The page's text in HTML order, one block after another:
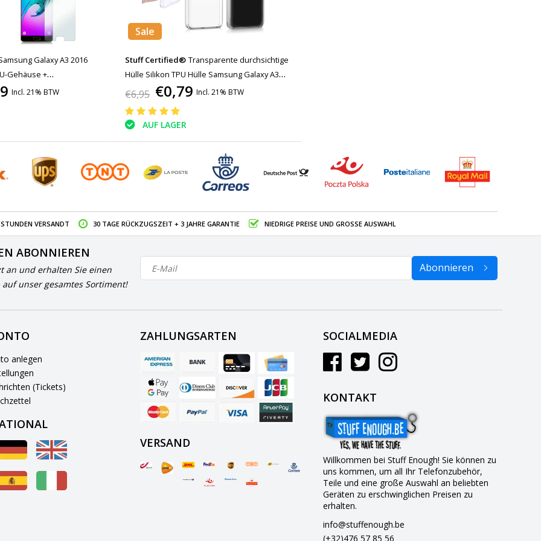
Galaxy A3 2016
Gehäuse +
gehärtetem Glas
Incl. 21% BTW
Sale
Stuff Certified® Transparente durchsichtige
Hülle Silikon TPU Hülle Samsung Galaxy A3
2015
€6,95 €0,79 Incl. 21% BTW
AUF LAGER
VERSANDT 30 TAGE RÜCKZUGSZEIT + 3 JAHRE GARANTIE NIEDRIGE PREISE UND GROSSE AUSWAHL
ABONNIEREN
an und erhalten Sie einen
auf unser gesamtes Sortiment!
Abonnieren
anlegen
(Tickets)
ZAHLUNGSARTEN
VERSAND
SOCIALMEDIA
KONTAKT
Willkommen bei Stuff Enough! Sie können zu
uns kommen, um all Ihr Telefonzubehör,
Teile und eine große Auswahl an beliebten
Geräten zu erschwinglichen Preisen zu
erhalten.
info@stuffenough.be
(+32)476 57 85 56